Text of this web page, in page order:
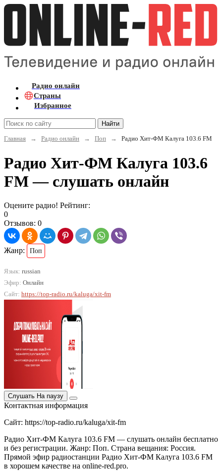
Радио онлайн
Страны
Избранное
Найти
Главная
→ Радио онлайн → Поп → Радио Хит-ФМ Калуга 103.6 FM
Радио Хит-ФМ Калуга 103.6
FM — слушать онлайн
Оцените радио! Рейтинг:
0
Отзывов: 0
Жанр: Поп
Язык: russian
Эфир: Онлайн
Сайт: https://top-radio.ru/kaluga/xit-fm
Слушать На паузу
Контактная информация
Сайт: https://top-radio.ru/kaluga/xit-fm
Радио Хит-ФМ Калуга 103.6 FM — слушать онлайн бесплатно
и без регистрации. Жанр: Поп. Страна вещания: Россия.
Прямой эфир радиостанции Радио Хит-ФМ Калуга 103.6 FM
в хорошем качестве на online-red.pro.